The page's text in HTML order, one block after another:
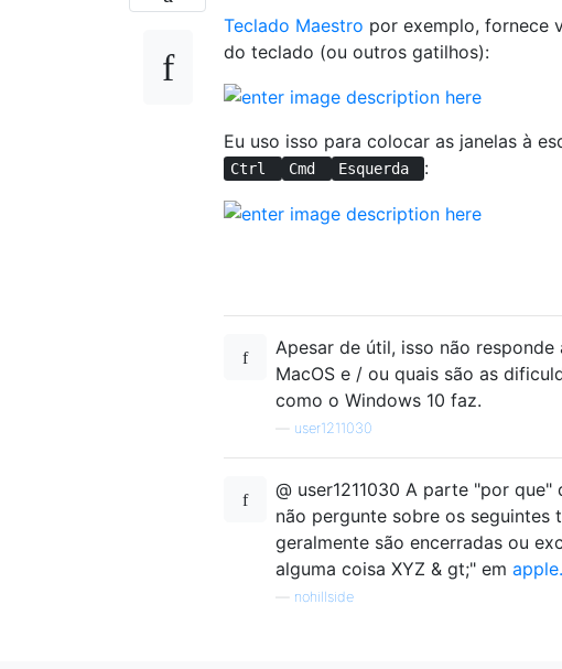
Teclado Maestro por exemplo, fornece
do teclado (ou outros gatilhos):
Eu uso isso para colocar as janelas à
Ctrl Cmd Esquerda :
Apesar de útil, isso não
MacOS e / ou quais são as
como o Windows 10 faz.
user1211030
@ user1211030 A parte "por
não pergunte sobre os seguintes
geralmente são encerradas ou
alguma coisa XYZ & gt;" em
nohillside